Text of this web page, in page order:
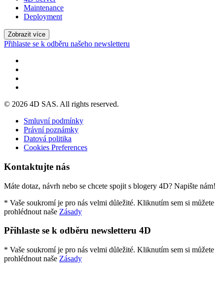
Maintenance
Deployment
Zobrazit více
Přihlaste se k odběru našeho newsletteru
© 2026 4D SAS. All rights reserved.
Smluvní podmínky
Právní poznámky
Datová politika
Cookies Preferences
Kontaktujte nás
Máte dotaz, návrh nebo se chcete spojit s blogery 4D? Napište nám!
* Vaše soukromí je pro nás velmi důležité. Kliknutím sem si můžete
prohlédnout naše Zásady
Přihlaste se k odběru newsletteru 4D
* Vaše soukromí je pro nás velmi důležité. Kliknutím sem si můžete
prohlédnout naše Zásady